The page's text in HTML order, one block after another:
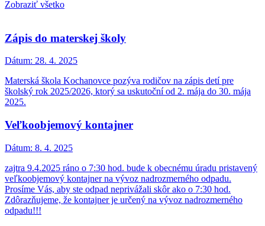
Zobraziť všetko
Zápis do materskej školy
Dátum: 28. 4. 2025
Materská škola Kochanovce pozýva rodičov na zápis detí pre
školský rok 2025/2026, ktorý sa uskutoční od 2. mája do 30. mája
2025.
Veľkoobjemový kontajner
Dátum: 8. 4. 2025
zajtra 9.4.2025 ráno o 7:30 hod. bude k obecnému úradu pristavený
veľkoobjemový kontajner na vývoz nadrozmerného odpadu.
Prosíme Vás, aby ste odpad neprivážali skôr ako o 7:30 hod.
Zdôrazňujeme, že kontajner je určený na vývoz nadrozmerného
odpadu!!!